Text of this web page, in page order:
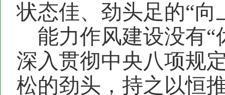
状态佳、劲头足的“向
能力作风建设没有“
深入贯彻中央八项规
松的劲头，持之以恒